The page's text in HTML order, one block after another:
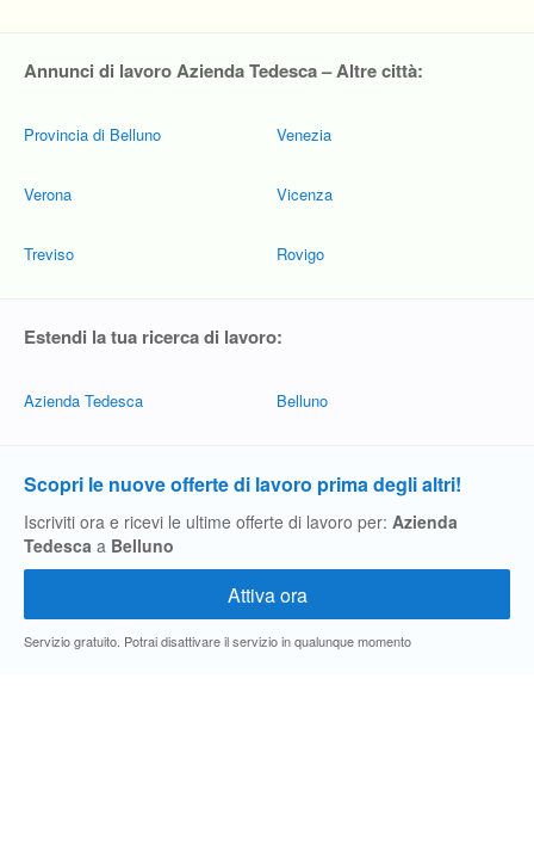
Annunci di lavoro Azienda Tedesca – Altre città:
Provincia di Belluno
Verona
Treviso
Venezia
Vicenza
Rovigo
Estendi la tua ricerca di lavoro:
Azienda Tedesca Belluno
Scopri le nuove offerte di lavoro prima degli altri!
Iscriviti ora e ricevi le ultime offerte di lavoro per: Azienda
Tedesca a Belluno
Servizio gratuito. Potrai disattivare il servizio in qualunque momento